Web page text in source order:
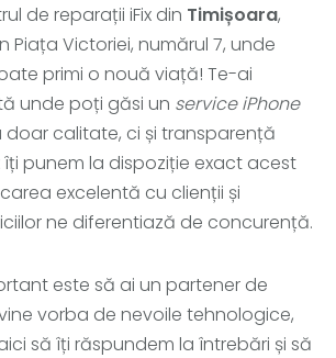
de reparații iFix din Timișoara,
Piața Victoriei, numărul 7, unde
primi o nouă viață! Te-ai
unde poți găsi un service iPhone
doar calitate, ci și transparență
îți punem la dispoziție exact acest
excelentă cu clienții și
ne diferentiază de concurență.
este să ai un partener de
vorba de nevoile tehnologice,
să îți răspundem la întrebări și să